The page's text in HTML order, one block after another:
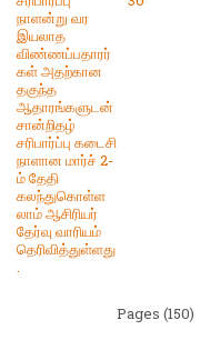
நாளன்று வர
இயலாத
விண்ணப்பதாரர்
கள் அதற்கான
தகுந்த
ஆதாரங்களுடன்
சான்றிதழ்
சரிபார்ப்பு கடைசி
நாளான மார்ச் 2-
ம் தேதி
கலந்துகொள்ள
லாம் ஆசிரியர்
தேர்வு வாரியம்
தெரிவித்துள்ளது
.
Pages (150)